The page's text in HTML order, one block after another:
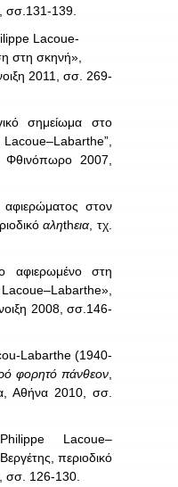
σσ.131-139.
Lacoue-
στη σκηνή»,
2011, σσ. 269-
σημείωμα στο
Lacoue–Labarthe”,
2007,
στον
αληthεια , τχ.
αφιερωμένο στη
Lacoue–Labarthe»,
2008, σσ.146-
Labarthe (1940-
φορητό πάνθεον
Αθήνα 2010, σσ.
Philippe Lacoue–
περιοδικό
σσ. 126-130.